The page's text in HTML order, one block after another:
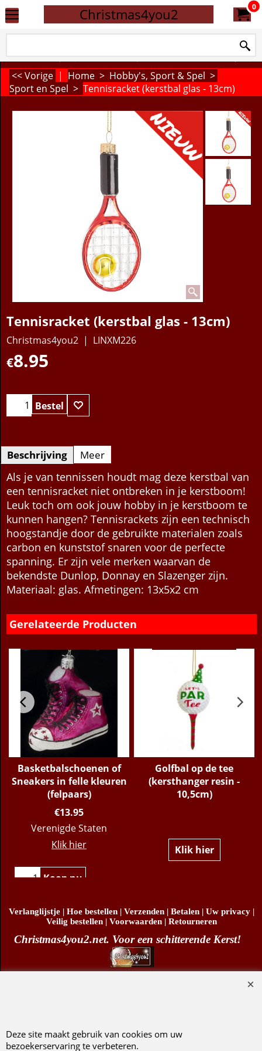
Christmas4you2 0
<< Vorige | Home > Hobby's, Sport & Spel >
Sport en Spel > Tennisracket (kerstbal glas - 13cm)
Tennisracket (kerstbal glas - 13cm)
Christmas4you2 LINXM226
€8.95
Bestel
Beschrijving Meer
Als je van tennissen houdt mag deze kerstbal van
een tennisracket niet ontbreken in je kerstboom!
Leuk toch om ook jouw hobby in je kerstboom te
kunnen hangen? Tennisrackets zijn een technisch
hoogstandje door de gebruikte materialen zoals
carbon en kunststof snaren voor de perfecte
spanning. Er zijn vele merken waarvan de
bekendste Dunlop, Donnay en Slazenger zijn.
Materiaal: glas. Afmetingen: 13x5x2 cm
Gerelateerde Producten
Basketbalschoenen of
Sneakers in felle kleuren
(felpaars)
€13.95
Verenigde Staten
Klik hier
Koop nu
Golfbal op de tee
(kersthanger resin -
10,5cm)
Klik hier
Verlanglijstje | Hoe bestellen | Verzenden | Betalen | Uw privacy |
Veilig bestellen | Voorwaarden | Retourneren
Christmas4you2.net. Voor een schitterende Kerst!
Deze site maakt gebruik van cookies om uw
bezoekerservaring te verbeteren.